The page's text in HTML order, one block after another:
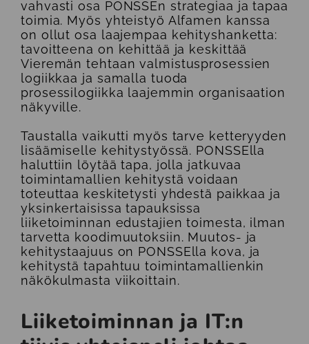
vahvasti osa PONSSEn strategiaa ja tapaa
toimia. Myös yhteistyö Alfamen kanssa
on ollut osa laajempaa kehityshanketta:
tavoitteena on kehittää ja keskittää
Vieremän tehtaan valmistusprosessien
logiikkaa ja samalla tuoda
prosessilogiikka laajemmin organisaation
näkyville.
Taustalla vaikutti myös tarve ketteryyden
lisäämiselle kehitystyössä. PONSSElla
haluttiin löytää tapa, jolla jatkuvaa
toimintamallien kehitystä voidaan
toteuttaa keskitetysti yhdestä paikkaa ja
yksinkertaisissa tapauksissa
liiketoiminnan edustajien toimesta, ilman
tarvetta koodimuutoksiin. Muutos- ja
kehitystaajuus on PONSSElla kova, ja
kehitystä tapahtuu toimintamallienkin
näkökulmasta viikoittain.
Liiketoiminnan ja IT:n